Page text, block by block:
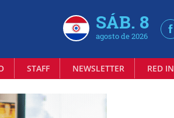
SÁB. 8
agosto de 2026
STAFF NEWSLETTER RED IN